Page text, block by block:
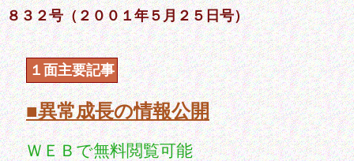
８３２号（２００１年５月２５日号）
１面主要記事
■異常成長の情報公開
ＷＥＢで無料閲覧可能